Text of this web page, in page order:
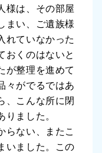
様は、その部屋
まい、ご遺族様
れていなかった
おくのはないと
が整理を進めて
々がでるではあ
、こんな所に閉
りました。
らない、またこ
いました。この